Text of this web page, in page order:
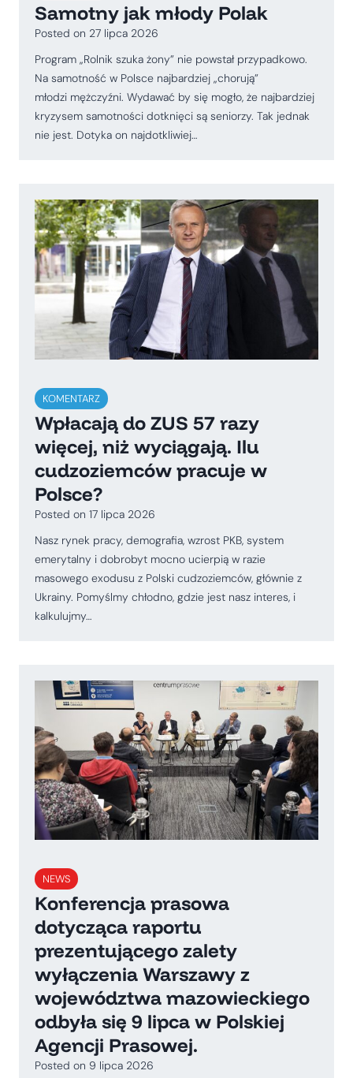
Samotny jak młody Polak
Posted on 27 lipca 2026
Program „Rolnik szuka żony” nie powstał przypadkowo.
Na samotność w Polsce najbardziej „chorują”
młodzi mężczyźni. Wydawać by się mogło, że najbardziej
kryzysem samotności dotknięci są seniorzy. Tak jednak
nie jest. Dotyka on najdotkliwiej…
KOMENTARZ
Wpłacają do ZUS 57 razy
więcej, niż wyciągają. Ilu
cudzoziemców pracuje w
Polsce?
Posted on 17 lipca 2026
Nasz rynek pracy, demografia, wzrost PKB, system
emerytalny i dobrobyt mocno ucierpią w razie
masowego exodusu z Polski cudzoziemców, głównie z
Ukrainy. Pomyślmy chłodno, gdzie jest nasz interes, i
kalkulujmy…
NEWS
Konferencja prasowa
dotycząca raportu
prezentującego zalety
wyłączenia Warszawy z
województwa mazowieckiego
odbyła się 9 lipca w Polskiej
Agencji Prasowej.
Posted on 9 lipca 2026